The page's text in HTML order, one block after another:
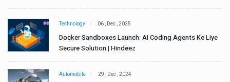
Technology 06 , Dec , 2025
Docker Sandboxes Launch: AI Coding Agents Ke Liye
Secure Solution | Hindeez
Automobile 29 , Dec , 2024